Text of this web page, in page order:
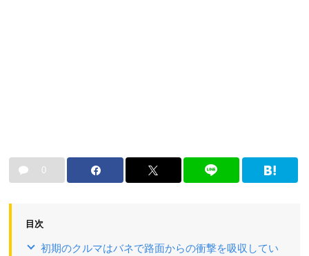
0
目次
初期のクルマはバネで路面からの衝撃を吸収してい